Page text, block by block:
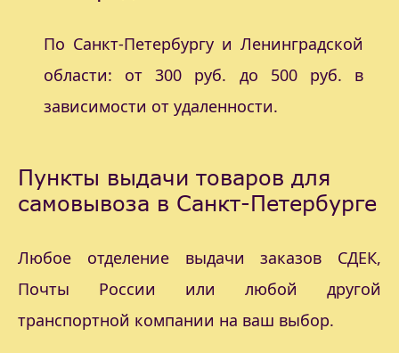
По Санкт-Петербургу и Ленинградской
области: от 300 руб. до 500 руб. в
зависимости от удаленности.
Пункты выдачи товаров для
самовывоза в Санкт-Петербурге
Любое отделение выдачи заказов СДЕК,
Почты России или любой другой
транспортной компании на ваш выбор.